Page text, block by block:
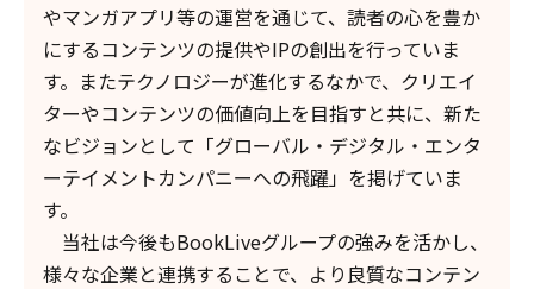
やマンガアプリ等の運営を通じて、読者の心を豊か
にするコンテンツの提供やIPの創出を行っていま
す。またテクノロジーが進化するなかで、クリエイ
ターやコンテンツの価値向上を目指すと共に、新た
なビジョンとして「グローバル・デジタル・エンタ
ーテイメントカンパニーへの飛躍」を掲げていま
す。
当社は今後もBookLiveグループの強みを活かし、
様々な企業と連携することで、より良質なコンテン